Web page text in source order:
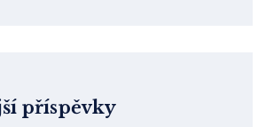
příspěvky